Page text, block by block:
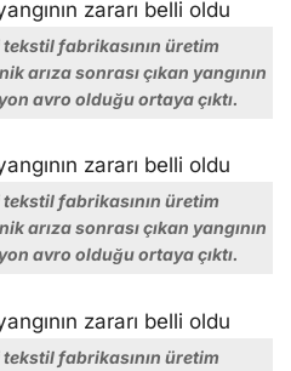
fabrikasının üretim
arıza sonrası çıkan yangının
avro olduğu ortaya çıktı.
fabrikasının üretim
arıza sonrası çıkan yangının
avro olduğu ortaya çıktı.
fabrikasının üretim